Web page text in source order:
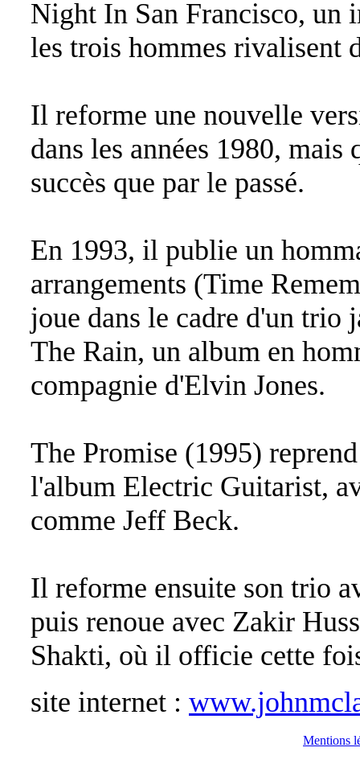
Night In San Francisco, un
les trois hommes rivalisent
Il reforme une nouvelle
dans les années 1980,
succès que par le passé.
En 1993, il publie un
arrangements (Time
joue dans le cadre d'un
The Rain, un album en
compagnie d'Elvin Jones.
The Promise (1995)
l'album Electric Guitarist,
comme Jeff Beck.
Il reforme ensuite son trio
puis renoue avec Zakir
Shakti, où il officie cette
site internet :
Mentions